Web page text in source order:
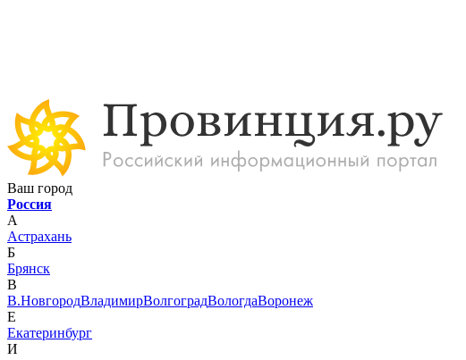
Ваш город
Россия
А
Астрахань
Б
Брянск
В
В.НовгородВладимирВолгоградВологдаВоронеж
Е
Екатеринбург
И